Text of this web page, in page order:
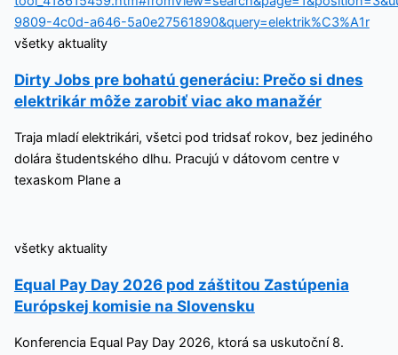
všetky aktuality
Dirty Jobs pre bohatú generáciu: Prečo si dnes
elektrikár môže zarobiť viac ako manažér
Traja mladí elektrikári, všetci pod tridsať rokov, bez jediného
dolára študentského dlhu. Pracujú v dátovom centre v
texaskom Plane a
všetky aktuality
Equal Pay Day 2026 pod záštitou Zastúpenia
Európskej komisie na Slovensku
Konferencia Equal Pay Day 2026, ktorá sa uskutoční 8.